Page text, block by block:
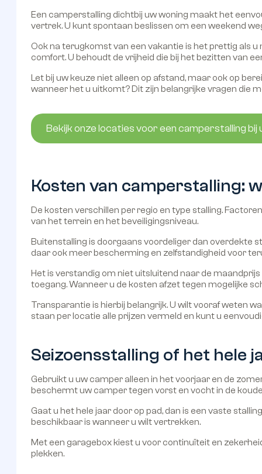
Een camperstalling dichtbij uw woning maakt het
vertrek. U kunt spontaan beslissen om een weekend
Ook na terugkomst van een vakantie is het prettig als
comfort. U behoudt de vrijheid die bij het bezitten van
Let bij uw keuze niet alleen op afstand, maar ook op
wanneer het u uitkomt? Dit zijn belangrijke vragen die
Bekijk onze locaties voor een camperstalling bij
Kosten van camperstalling:
De kosten verschillen per regio en type stalling.
van het terrein en het beveiligingsniveau.
Buitenstalling is doorgaans voordeliger dan overdekte
daar ook meer bescherming en zelfstandigheid voor
Het is verstandig om niet uitsluitend naar de
toegang. Wanneer u de kosten afzet tegen mogelijke
Transparantie is hierbij belangrijk. U wilt vooraf weten
staan per locatie alle prijzen vermeld en kunt u
Seizoensstalling of het hele
Gebruikt u uw camper alleen in het voorjaar en de
beschermt uw camper tegen vorst en vocht in de
Gaat u het hele jaar door op pad, dan is een vaste
beschikbaar is wanneer u wilt vertrekken.
Met een garagebox kiest u voor continuïteit en
plekken.